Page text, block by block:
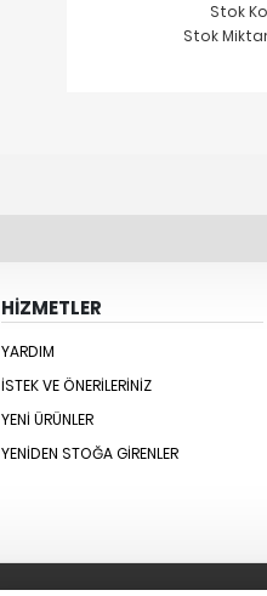
Stok
Stok
HİZMETLER
YARDIM
İSTEK VE ÖNERILERINIZ
YENİ ÜRÜNLER
YENİDEN STOĞA GİRENLER